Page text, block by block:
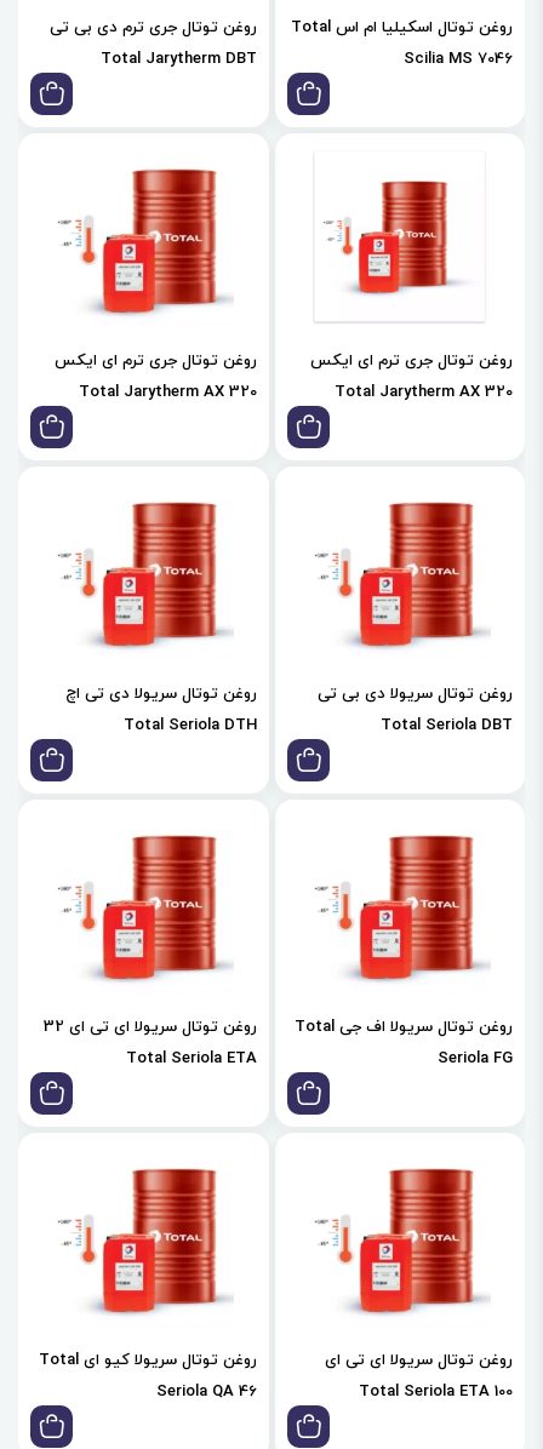
روغن توتال اسکیلیا ام اس Total
Scilia MS 7046
روغن توتال جری ترم دی بی تی
Total Jarytherm DBT
روغن توتال جری ترم ای ایکس
Total Jarytherm AX 320
روغن توتال جری ترم ای ایکس
Total Jarytherm AX 320
روغن توتال سریولا دی بی تی
Total Seriola DBT
روغن توتال سریولا دی تی اچ
Total Seriola DTH
روغن توتال سریولا اف جی Total
Seriola FG
روغن توتال سریولا ای تی ای 32
Total Seriola ETA
روغن توتال سریولا ای تی ای
Total Seriola ETA 100
روغن توتال سریولا کیو ای Total
Seriola QA 46